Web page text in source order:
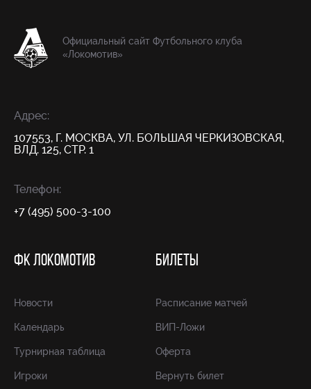
Официальный сайт Футбольного клуба
«Локомотив»
Адрес:
107553, Г. МОСКВА, УЛ. БОЛЬШАЯ ЧЕРКИЗОВСКАЯ,
ВЛД. 125, СТР. 1
Телефон:
+7 (495) 500-3-100
ФК ЛОКОМОТИВ
Новости
Календарь
Турнирная таблица
Игроки
БИЛЕТЫ
Расписание матчей
ВИП-Ложи
Оферта
Вернуть билет